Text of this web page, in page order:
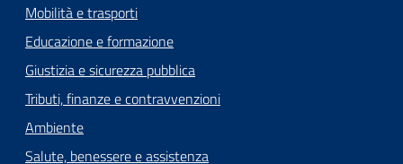
Mobilità e trasporti
Educazione e formazione
Giustizia e sicurezza pubblica
Tributi, finanze e contravvenzioni
Ambiente
Salute, benessere e assistenza